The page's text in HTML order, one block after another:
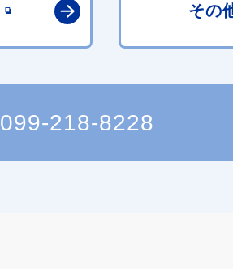
その
099-218-8228